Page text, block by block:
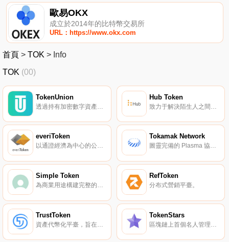
歐易OKX
成立於2014年的比特幣交易所
URL：https://www.okx.com
首頁 > TOK > Info
TOK (00)
TokenUnion Hub Token
everiToken
以通證經濟為中心的公鏈。
Tokamak Network
圖靈完備的 Plasma 協議。
Simple Token
為商業用途構建完整的區塊鏈工具包。
RefToken
分布式營銷平臺。
TrustToken
資產代幣化平臺，旨在創建資產支持的 TrueUSD 等。
TokenStars